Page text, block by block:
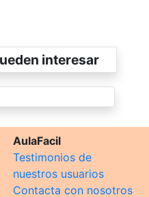
interesar
AulaFacil
Testimonios de
nuestros usuarios
Contacta con nosotros